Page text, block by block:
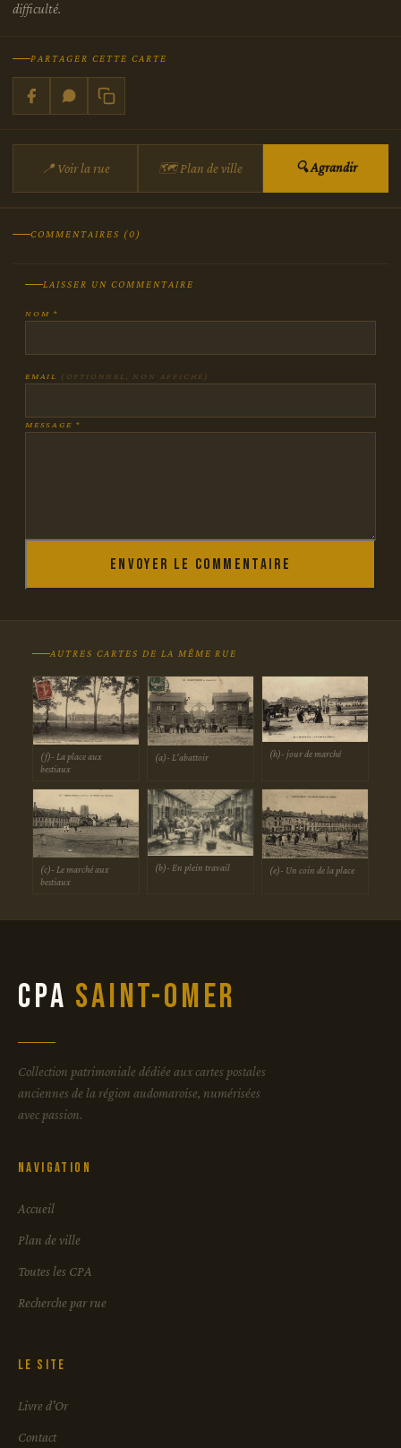
difficulté.
PARTAGER CETTE CARTE
📍 Voir la rue 🗺 Plan de ville 🔍 Agrandir
COMMENTAIRES (0)
LAISSER UN COMMENTAIRE
NOM *
EMAIL (OPTIONNEL, NON AFFICHÉ)
MESSAGE *
Envoyer le commentaire
AUTRES CARTES DE LA MÊME RUE
(f)- La place aux
bestiaux
(a)- L'abattoir (h)- jour de marché
(c)- Le marché aux
bestiaux
(b)- En plein travail (e)- Un coin de la place
CPA Saint-Omer
Collection patrimoniale dédiée aux cartes postales
anciennes de la région audomaroise, numérisées
avec passion.
Navigation
Accueil
Plan de ville
Toutes les CPA
Recherche par rue
Le site
Livre d'Or
Contact